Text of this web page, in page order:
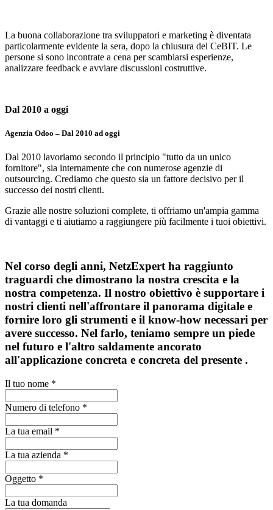
La buona collaborazione tra sviluppatori e marketing è diventata
particolarmente evidente la sera, dopo la chiusura del CeBIT. Le
persone si sono incontrate a cena per scambiarsi esperienze,
analizzare feedback e avviare discussioni costruttive.
Dal 2010 a oggi
Agenzia Odoo – Dal 2010 ad oggi
Dal 2010 lavoriamo secondo il principio "tutto da un unico
fornitore", sia internamente che con numerose agenzie di
outsourcing. Crediamo che questo sia un fattore decisivo per il
successo dei nostri clienti.
Grazie alle nostre soluzioni complete, ti offriamo un'ampia gamma
di vantaggi e ti aiutiamo a raggiungere più facilmente i tuoi obiettivi.
Nel corso degli anni, NetzExpert ha raggiunto
traguardi che dimostrano la nostra crescita e la
nostra competenza. Il nostro obiettivo è supportare i
nostri clienti nell'affrontare il panorama digitale e
fornire loro gli strumenti e il know-how necessari per
avere successo. Nel farlo, teniamo sempre un piede
nel futuro e l'altro saldamente ancorato
all'applicazione concreta e concreta del presente .
Il tuo nome *
Numero di telefono *
La tua email *
La tua azienda *
Oggetto *
La tua domanda